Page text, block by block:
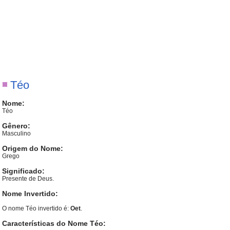
Téo
Nome:
Téo
Gênero:
Masculino
Origem do Nome:
Grego
Significado:
Presente de Deus.
Nome Invertido:
O nome Téo invertido é:Oet.
Características do Nome Téo: